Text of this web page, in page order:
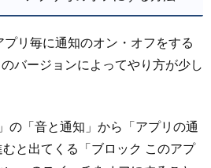
プリ毎に通知のオン・オフをする
バージョンによってやり方が少し
の「音と通知」から「アプリの通
と出てくる「ブロック このアプ